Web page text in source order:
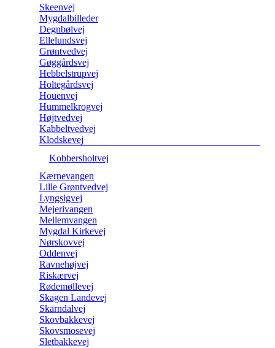
Skeenvej
Mygdalbilleder
Degnbølvej
Ellelundsvej
Grøntvedvej
Gøggårdsvej
Hebbelstrupvej
Holtegårdsvej
Houenvej
Hummelkrogvej
Højtvedvej
Kabbeltvedvej
Klodskevej
Kobbersholtvej
Kærnevangen
Lille Grøntvedvej
Lyngsigvej
Mejerivangen
Mellemvangen
Mygdal Kirkevej
Nørskovvej
Oddenvej
Ravnehøjvej
Riskærvej
Rødemøllevej
Skagen Landevej
Skarndalvej
Skovbakkevej
Skovsmosevej
Sletbakkevej